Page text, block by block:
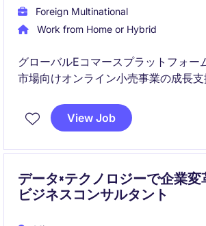
Foreign Multinational
Work from Home or Hybrid
グローバルEコマースプラットフォー
市場向けオンライン小売事業の成長
パートナー企業の事業成長を推進する
す。
View Job
データ×テクノロジーで企業
ビジネスコンサルタント